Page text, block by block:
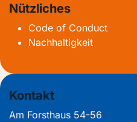
Nützliches
Code of Conduct
Nachhaltigkeit
Kontakt
Am Forsthaus 54-56